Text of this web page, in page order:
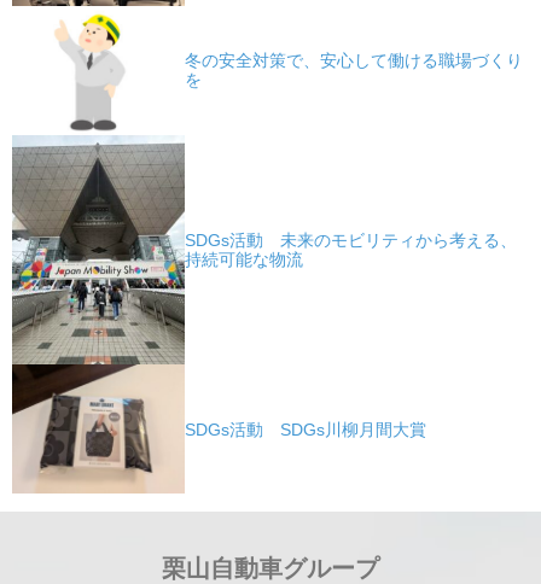
冬の安全対策で、安心して働ける職場づくり
を
SDGs活動 未来のモビリティから考える、
持続可能な物流
SDGs活動 SDGs川柳月間大賞
栗山自動車グループ